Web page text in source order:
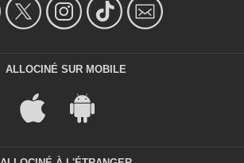
ALLOCINÉ SUR MOBILE